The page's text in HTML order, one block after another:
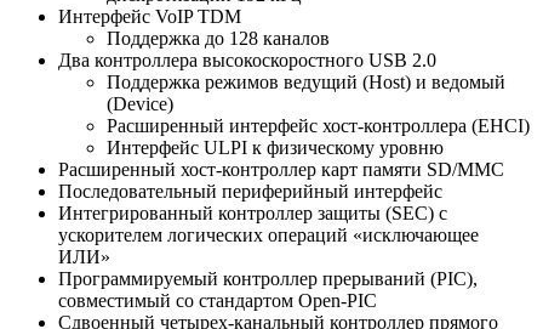
Интерфейс VoIP TDM
Поддержка до 128 каналов
Два контроллера высокоскоростного USB 2.0
Поддержка режимов ведущий (Host) и ведомый
(Device)
Расширенный интерфейс хост-контроллера (EHCI)
Интерфейс ULPI к физическому уровню
Расширенный хост-контроллер карт памяти SD/MMC
Последовательный периферийный интерфейс
Интегрированный контроллер защиты (SEC) с
ускорителем логических операций «исключающее
ИЛИ»
Программируемый контроллер прерываний (PIC),
совместимый со стандартом Open-PIC
Сдвоенный четырех-канальный контроллер прямого